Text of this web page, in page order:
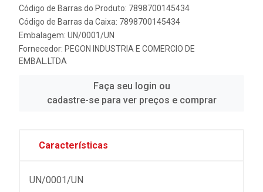
Código de Barras do Produto: 7898700145434
Código de Barras da Caixa: 7898700145434
Embalagem: UN/0001/UN
Fornecedor: PEGON INDUSTRIA E COMERCIO DE
EMBAL.LTDA
Faça seu login ou
cadastre-se para ver preços e comprar
Características
UN/0001/UN